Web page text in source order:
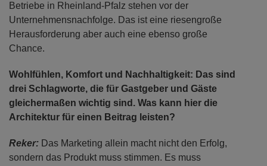
Betriebe in Rheinland-Pfalz stehen vor der
Unternehmensnachfolge. Das ist eine riesengroße
Herausforderung aber auch eine ebenso große
Chance.
Wohlfühlen, Komfort und Nachhaltigkeit: Das sind
drei Schlagworte, die für Gastgeber und Gäste
gleichermaßen wichtig sind. Was kann hier die
Architektur für einen Beitrag leisten?
Reker: Das Marketing allein macht nicht den Erfolg,
sondern das Produkt muss stimmen. Es muss